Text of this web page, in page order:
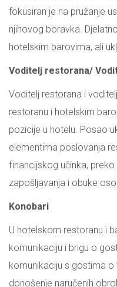
fokusiran je na pružanje
njihovog boravka.
hotelskim barovima, ali
Voditelj restorana/
Voditelj restorana i
restoranu i hotelskim
pozicije u hotelu. Posao
elementima poslovanja
financijskog učinka,
zapošljavanja i obuke
Konobari
U hotelskom restoranu i
komunikaciju i brigu o
komunikaciju s gostima
donošenje naručenih